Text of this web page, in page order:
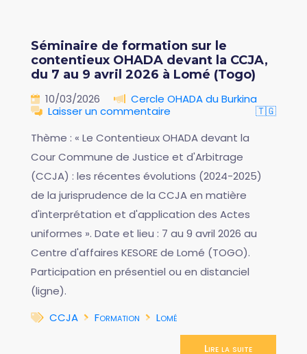
Séminaire de formation sur le
contentieux OHADA devant la CCJA,
du 7 au 9 avril 2026 à Lomé (Togo)
10/03/2026
Cercle OHADA du Burkina
Laisser un commentaire
🇹🇬
Thème : « Le Contentieux OHADA devant la
Cour Commune de Justice et d'Arbitrage
(CCJA) : les récentes évolutions (2024-2025)
de la jurisprudence de la CCJA en matière
d'interprétation et d'application des Actes
uniformes ». Date et lieu : 7 au 9 avril 2026 au
Centre d'affaires KESORE de Lomé (TOGO).
Participation en présentiel ou en distanciel
(ligne).
CCJA
Formation Lomé
Lire la suite